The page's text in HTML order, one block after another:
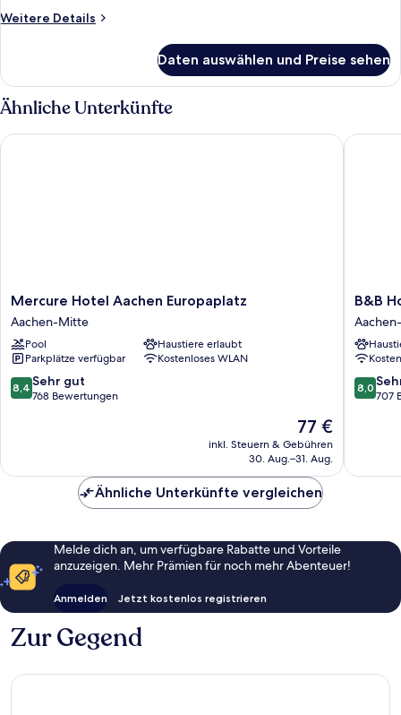
Weitere Details
Weitere
Suite,
Balkon
Daten auswählen und Preise sehen
Ähnliche Unterkünfte
Mercure
Hotel
Aachen
Europaplatz
Aachen-
Mitte
Mercure Hotel Aachen Europaplatz
Aachen-Mitte
Pool
Haustiere erlaubt
Parkplätze verfügbar
Kostenloses WLAN
8.4
von
Bewertungen
8,4 Sehr gut
768 Bewertungen
Der
Preis
beträgt
77 €
inkl. Steuern & Gebühren
30. Aug.–31. Aug.
Mercure Hotel Aachen Europaplatz
B&B
Hotel
Aachen-
Hbf
Aachen-
Mitte
B&B
8.0
von
8,0
707
B&B
Ähnliche Unterkünfte vergleichen
Melde dich an, um verfügbare Rabatte und Vorteile
anzuzeigen. Mehr Prämien für noch mehr Abenteuer!
Anmelden Jetzt kostenlos registrieren
Zur Gegend